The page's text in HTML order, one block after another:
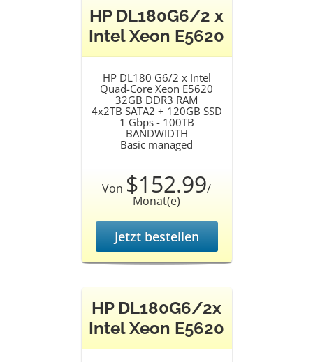
HP DL180G6/2 x
Intel Xeon E5620
HP DL180 G6/2 x Intel
Quad-Core Xeon E5620
32GB DDR3 RAM
4x2TB SATA2 + 120GB SSD
1 Gbps - 100TB
BANDWIDTH
Basic managed
Von $152.99/
Monat(e)
Jetzt bestellen
HP DL180G6/2x
Intel Xeon E5620